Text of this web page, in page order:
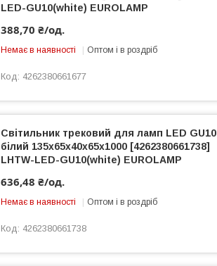
LED-GU10(white) EUROLAMP
388,70 ₴/од.
Немає в наявності Оптом і в роздріб
4262380661677
Світильник трековий для ламп LED GU10
білий 135х65х40х65х1000 [4262380661738]
LHTW-LED-GU10(white) EUROLAMP
636,48 ₴/од.
Немає в наявності Оптом і в роздріб
4262380661738